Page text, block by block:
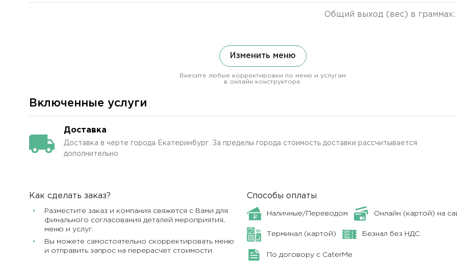
Общий выход (вес) в граммах:
Изменить меню
Внесите любые корректировки по меню и услугам
в онлайн конструкторе.
Включенные услуги
Доставка
Доставка в черте города Екатеринбург. За пределы города стоимость доставки рассчитывается
дополнительно
Как сделать заказ?
Разместите заказ и компания свяжется с Вами для
финального согласования деталей мероприятия,
меню и услуг.
Вы можете самостоятельно скорректировать меню
и отправить запрос на перерасчет стоимости.
Способы оплаты
Наличные/Переводом Онлайн (картой) на
Терминал (картой) Безнал без НДС
По договору с CaterMe